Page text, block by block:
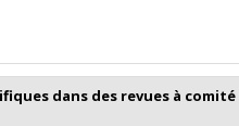
dans des revues à comité